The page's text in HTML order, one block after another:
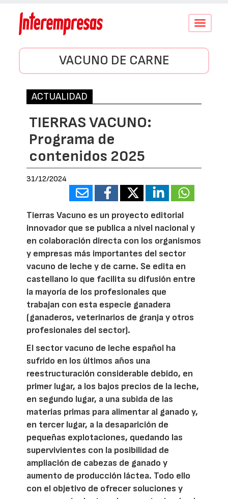
Conmutar
VACUNO DE CARNE
ACTUALIDAD
TIERRAS VACUNO:
Programa de
contenidos 2025
31/12/2024
Tierras Vacuno es un proyecto editorial
innovador que se publica a nivel nacional y
en colaboración directa con los organismos
y empresas más importantes del sector
vacuno de leche y de carne. Se edita en
castellano lo que facilita su difusión entre
la mayoría de los profesionales que
trabajan con esta especie ganadera
(ganaderos, veterinarios de granja y otros
profesionales del sector).
El sector vacuno de leche español ha
sufrido en los últimos años una
reestructuración considerable debido, en
primer lugar, a los bajos precios de la leche,
en segundo lugar, a una subida de las
materias primas para alimentar al ganado y,
en tercer lugar, a la desaparición de
pequeñas explotaciones, quedando las
supervivientes con la posibilidad de
ampliación de cabezas de ganado y
aumento de producción láctea. Todo ello
con el objetivo de ofrecer soluciones y